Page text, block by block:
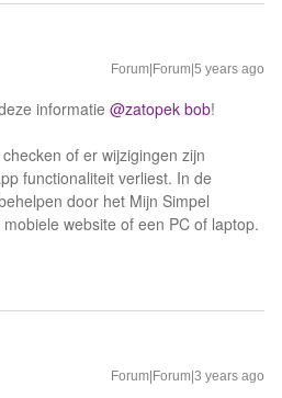
Forum|Forum|5 years ago
informatie @zatopek bob!
of er wijzigingen zijn
functionaliteit verliest. In de
door het Mijn Simpel
website of een PC of laptop.
Forum|Forum|3 years ago